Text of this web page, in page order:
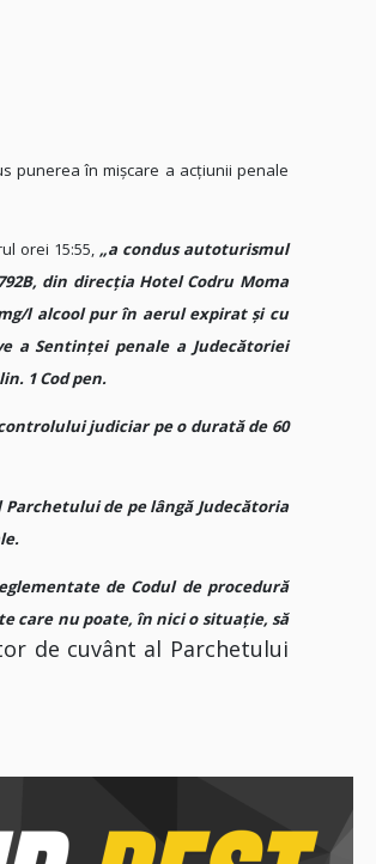
punerea în mişcare a acţiunii penale
orei 15:55, „a condus autoturismul
din direcția Hotel Codru Moma
l alcool pur în aerul expirat şi cu
a Sentinței penale a Judecătoriei
1 Cod pen.
judiciar pe o durată de 60
de pe lângă Judecătoria
de Codul de procedură
care nu poate, în nici o situaţie, să
de cuvânt al Parchetului